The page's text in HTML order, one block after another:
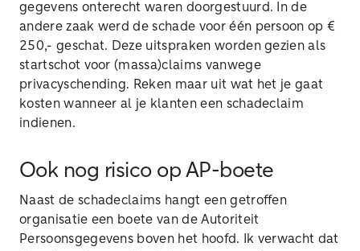
gegevens onterecht waren doorgestuurd. In de
andere zaak werd de schade voor één persoon op €
250,- geschat. Deze uitspraken worden gezien als
startschot voor (massa)claims vanwege
privacyschending. Reken maar uit wat het je gaat
kosten wanneer al je klanten een schadeclaim
indienen.
Ook nog risico op AP-boete
Naast de schadeclaims hangt een getroffen
organisatie een boete van de Autoriteit
Persoonsgegevens boven het hoofd. Ik verwacht dat